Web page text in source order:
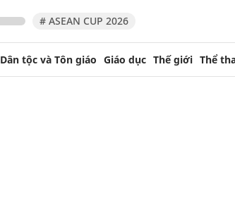
# ASEAN CUP 2026
Dân tộc và Tôn giáo Giáo dục Thế giới Thể